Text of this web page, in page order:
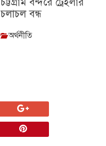
চলাচল বন্ধ
অর্থনীতি